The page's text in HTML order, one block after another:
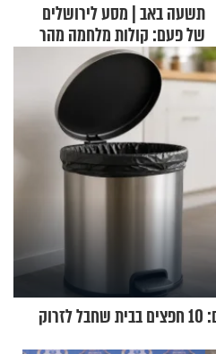
תשעה באב | מסע לירושלים
של פעם: קולות מלחמה מהר
הזיתים
מפקקי שעם ועד קרטוני ביצים: 10 חפצים בבית שחבל לזרוק